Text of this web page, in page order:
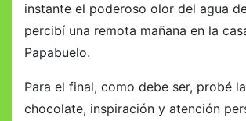
instante el poderoso olor del agua
percibí una remota mañana en la
Papabuelo.
Para el final, como debe ser, probé
chocolate, inspiración y atención